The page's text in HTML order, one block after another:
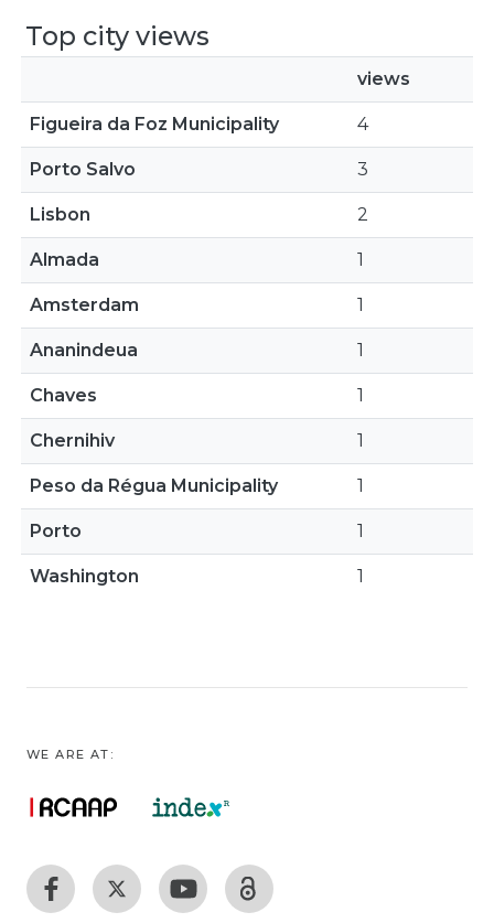
Top city views
views
Figueira da Foz Municipality 4
Porto Salvo 3
Lisbon 2
Almada 1
Amsterdam 1
Ananindeua 1
Chaves 1
Chernihiv 1
Peso da Régua Municipality 1
Porto 1
Washington 1
WE ARE AT: